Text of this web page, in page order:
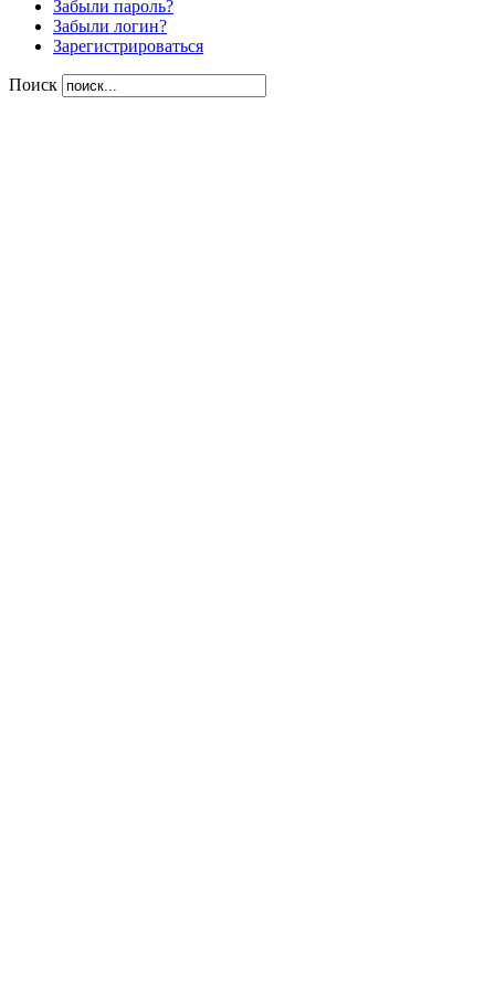
Забыли пароль?
Забыли логин?
Зарегистрироваться
Поиск